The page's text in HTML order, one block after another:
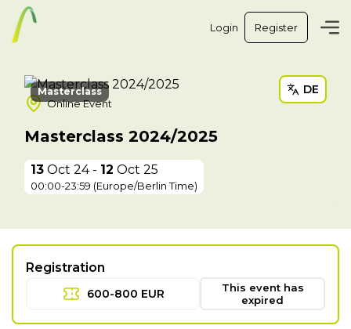
Login Register
Masterclass
Online Event
Masterclass 2024/2025
13 Oct 24 - 12 Oct 25
00:00-23:59 (Europe/Berlin Time)
DE
Registration
600-800 EUR
This event has
expired